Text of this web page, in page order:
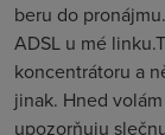
beru do
ADSL u mé
koncentrátoru a
jinak. Hned
upozorňuju